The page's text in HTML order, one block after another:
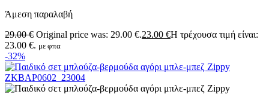
Άμεση παραλαβή
29.00€ Original price was: 29.00 €.23.00 €Η τρέχουσα τιμή είναι:
23.00 €. με φπα
-32%